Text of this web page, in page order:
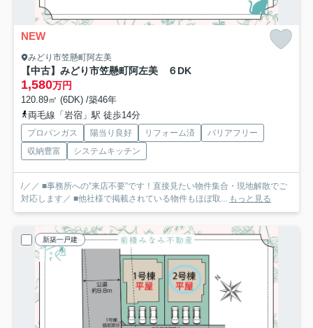
NEW
みどり市笠懸町阿左美
【中古】みどり市笠懸町阿左美 ６DK
1,580万円
120.89㎡ (6DK) /築46年
両毛線「岩宿」駅 徒歩14分
プロパンガス 陽当り良好 リフォーム済
バリアフリー
収納豊富
システムキッチン
/／／ ■事務所への”来店不要”です！直接見たい物件集合・現地解散でご
対応します／ ■他社様で掲載されている物件もほぼ取... もっと見る
新築一戸建